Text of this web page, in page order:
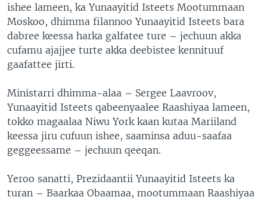
ishee lameen, ka Yunaayitid Isteets Mootummaan
Moskoo, dhimma filannoo Yunaayitid Isteets bara
dabree keessa harka galfatee ture – jechuun akka
cufamu ajajjee turte akka deebistee kennituuf
gaafattee jirti.
Ministarri dhimma-alaa – Sergee Laavroov,
Yunaayitid Isteets qabeenyaalee Raashiyaa lameen,
tokko magaalaa Niwu York kaan kutaa Mariiland
keessa jiru cufuun ishee, saaminsa aduu-saafaa
geggeessame – jechuun qeeqan.
Yeroo sanatti, Prezidaantii Yunaayitid Isteets ka
turan – Baarkaa Obaamaa, mootummaan Raashiyaa